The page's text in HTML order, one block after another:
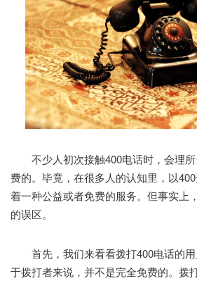
不少人初次接触400电话时，会理所
费的。毕竟，在很多人的认知里，以
着一种公益或者免费的服务。但事实上
的误区。
首先，我们来看看拨打400电话的用
于拨打者来说，并不是完全免费的。拨